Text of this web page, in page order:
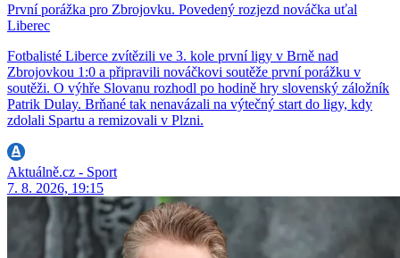
První porážka pro Zbrojovku. Povedený rozjezd nováčka uťal
Liberec
Fotbalisté Liberce zvítězili ve 3. kole první ligy v Brně nad
Zbrojovkou 1:0 a připravili nováčkovi soutěže první porážku v
soutěži. O výhře Slovanu rozhodl po hodině hry slovenský záložník
Patrik Dulay. Brňané tak nenavázali na výtečný start do ligy, kdy
zdolali Spartu a remizovali v Plzni.
Aktuálně.cz - Sport
7. 8. 2026, 19:15